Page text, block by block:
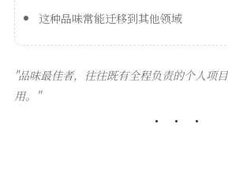
这种品味常能迁移到其他领域
"品味最佳者，往往既有全程负责的个人项
用。"